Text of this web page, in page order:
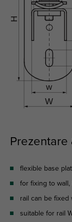
flexible base
for fixing to
rail can be fixed
suitable for rail